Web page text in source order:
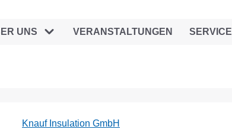
UNS VERANSTALTUNGEN SERVICE
Knauf Insulation GmbH